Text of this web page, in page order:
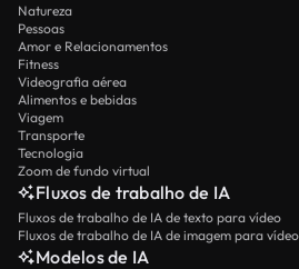
Natureza
Pessoas
Amor e Relacionamentos
Fitness
Videografia aérea
Alimentos e bebidas
Viagem
Transporte
Tecnologia
Zoom de fundo virtual
Fluxos de trabalho de IA
Fluxos de trabalho de IA de texto para vídeo
Fluxos de trabalho de IA de imagem para vídeo
Modelos de IA